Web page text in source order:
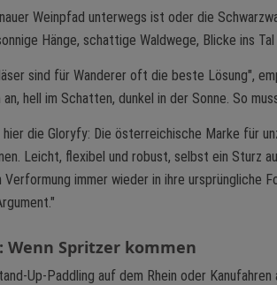
Weinpfad unterwegs ist oder die
Hänge, schattige Waldwege, Blicke ins
sind für Wanderer oft die beste Lösung",
hell im Schatten, dunkel in der Sonne. So
die Gloryfy: Die österreichische Marke für
Leicht, flexibel und robust, selbst ein Sturz
immer wieder in ihre ursprüngliche
Wenn Spritzer kommen
Up-Paddling auf dem Rhein oder